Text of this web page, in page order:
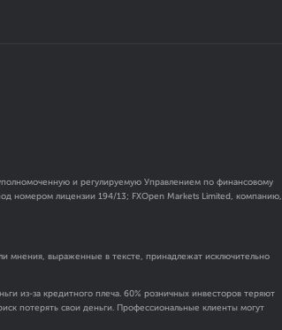
и регулируемую Управлением по финансовому
номером лицензии 194/13; FXOpen Markets Limited, компанию,
мнения, выраженные в тексте, принадлежат исключительно
из-за кредитного плеча. 60% розничных инвесторов теряют
потерять свои деньги. Профессиональные клиенты могут